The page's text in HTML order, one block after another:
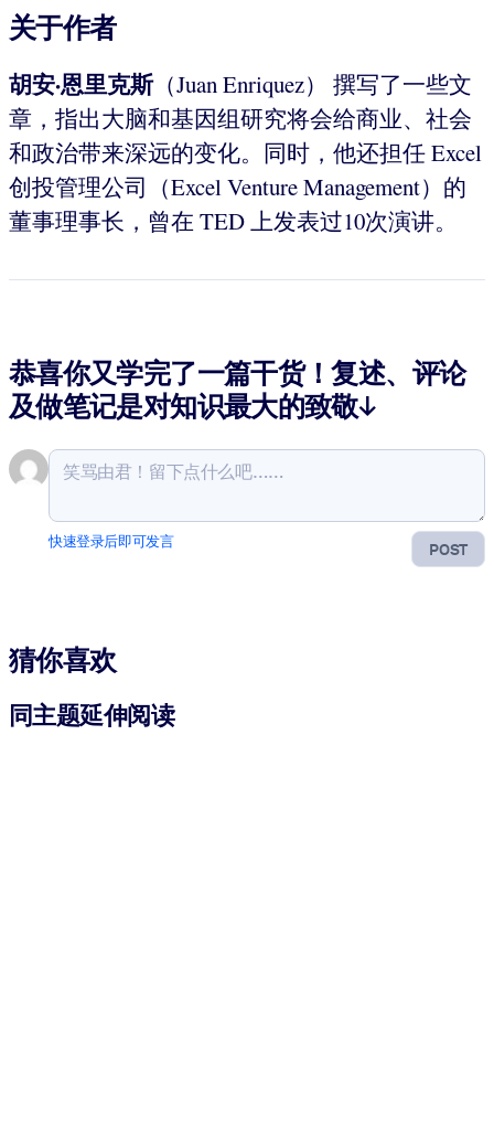
关于作者
胡安·恩里克斯（Juan Enriquez） 撰写了一些文
章，指出大脑和基因组研究将会给商业、社会
和政治带来深远的变化。同时，他还担任 Excel
创投管理公司（Excel Venture Management）的
董事理事长，曾在 TED 上发表过10次演讲。
恭喜你又学完了一篇干货！复述、评论
及做笔记是对知识最大的致敬↓
POST
快速登录后即可发言
猜你喜欢
同主题延伸阅读